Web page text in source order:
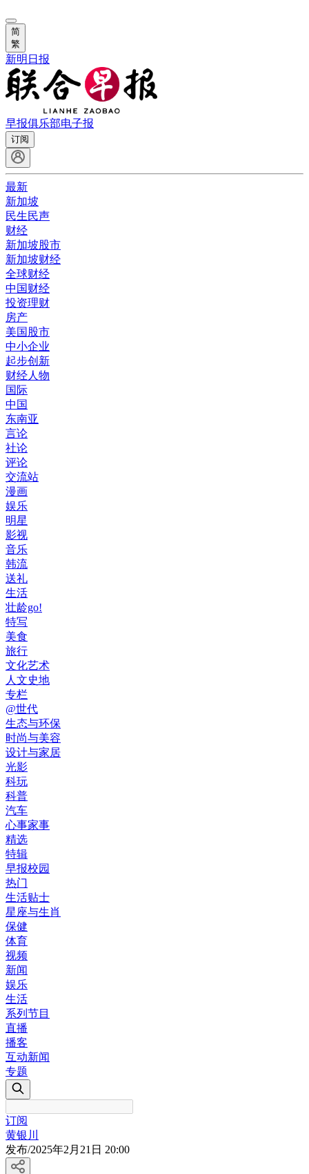
简
繁
新明日报
早报俱乐部电子报
订阅
最新
新加坡
民生民声
财经
新加坡股市
新加坡财经
全球财经
中国财经
投资理财
房产
美国股市
中小企业
起步创新
财经人物
国际
中国
东南亚
言论
社论
评论
交流站
漫画
娱乐
明星
影视
音乐
韩流
送礼
生活
壮龄go!
特写
美食
旅行
文化艺术
人文史地
专栏
@世代
生态与环保
时尚与美容
设计与家居
光影
科玩
科普
汽车
心事家事
精选
特辑
早报校园
热门
生活贴士
星座与生肖
保健
体育
视频
新闻
娱乐
生活
系列节目
直播
播客
互动新闻
专题
订阅
黄银川
发布/2025年2月21日 20:00